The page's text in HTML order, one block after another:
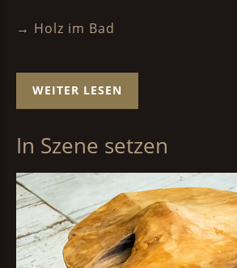
→ Holz im Bad
WEITER LESEN
In Szene setzen